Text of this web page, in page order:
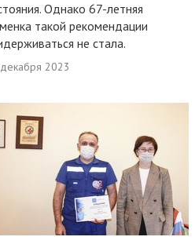
Однако 67-летняя
такой рекомендации
не стала.
2023